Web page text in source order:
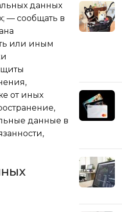
данных
— сообщать в
или иным
от иных
данные в